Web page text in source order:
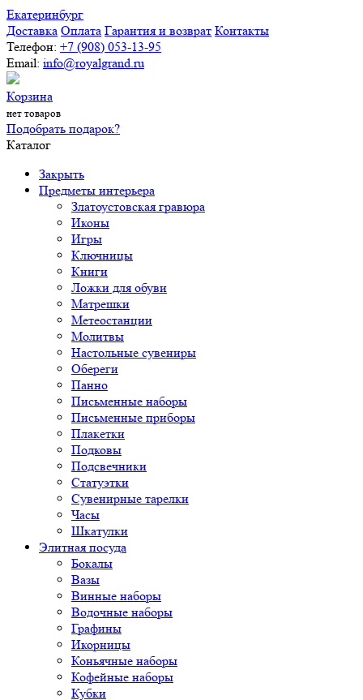
Екатеринбург
Доставка Оплата Гарантия и возврат Контакты
Телефон: +7 (908) 053-13-95
Email: info@royalgrand.ru
Корзина
нет товаров
Подобрать подарок?
Каталог
Закрыть
Предметы интерьера
Златоустовская гравюра
Иконы
Игры
Ключницы
Книги
Ложки для обуви
Матрешки
Метеостанции
Молитвы
Настольные сувениры
Обереги
Панно
Письменные наборы
Письменные приборы
Плакетки
Подковы
Подсвечники
Статуэтки
Сувенирные тарелки
Часы
Шкатулки
Элитная посуда
Бокалы
Вазы
Винные наборы
Водочные наборы
Графины
Икорницы
Коньячные наборы
Кофейные наборы
Кубки